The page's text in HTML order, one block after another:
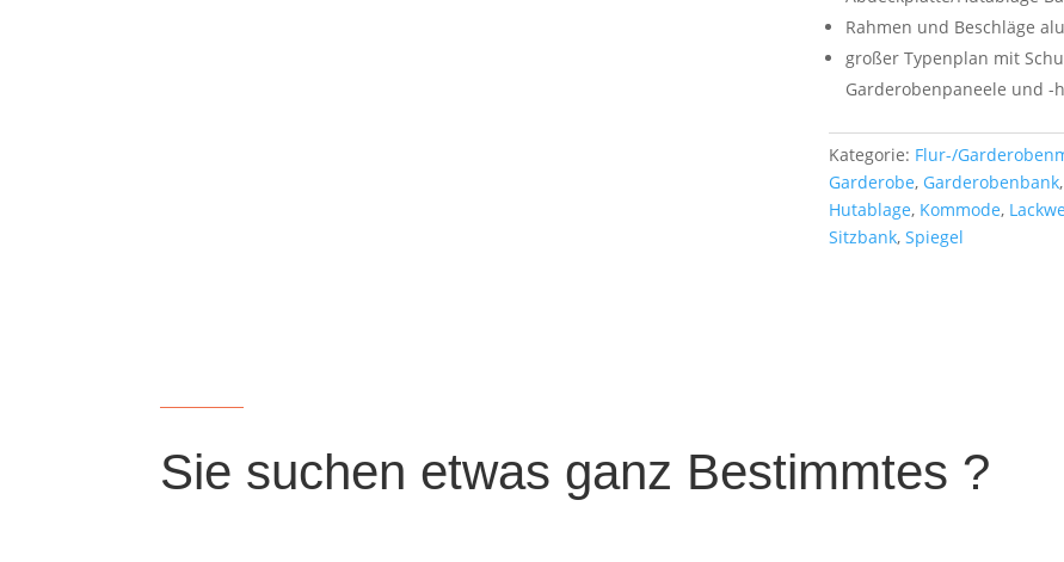
Rahmen und Beschläge
großer Typenplan mit
Garderobenpaneele und -
Kategorie: Flur-/
Garderobe, Garderobenbank,
Hutablage, Kommode,
Sitzbank, Spiegel
Sie suchen etwas ganz Bestimmtes ?